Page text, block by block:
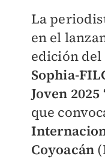
La
en el
edición del
Sophia-
Joven 2025
que
Coyoacán